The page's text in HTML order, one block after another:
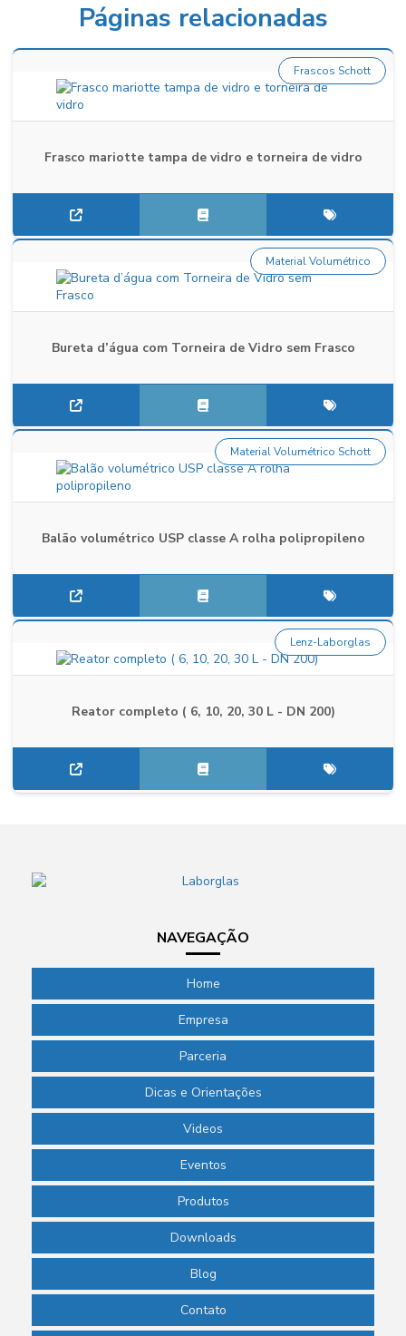
Páginas relacionadas
Frasco mariotte tampa de vidro e torneira de vidro
Frascos Schott
Bureta d’água com Torneira de Vidro sem Frasco
Material Volumétrico
Balão volumétrico USP classe A rolha polipropileno
Material Volumétrico Schott
Reator completo ( 6, 10, 20, 30 L - DN 200)
Lenz-Laborglas
NAVEGAÇÃO
Home
Empresa
Parceria
Dicas e Orientações
Videos
Eventos
Produtos
Downloads
Blog
Contato